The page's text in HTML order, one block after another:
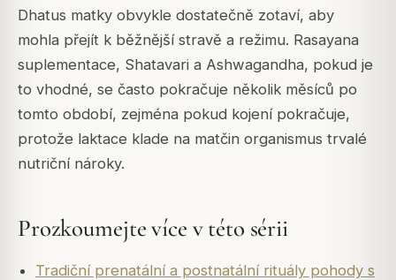
Dhatus matky obvykle dostatečně zotaví, aby
mohla přejít k běžnější stravě a režimu. Rasayana
suplementace, Shatavari a Ashwagandha, pokud je
to vhodné, se často pokračuje několik měsíců po
tomto období, zejména pokud kojení pokračuje,
protože laktace klade na matčin organismus trvalé
nutriční nároky.
Prozkoumejte více v této sérii
Tradiční prenatální a postnatální rituály pohody s